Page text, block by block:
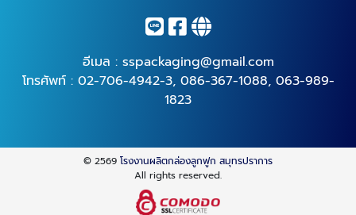
อีเมล : sspackaging@gmail.com
โทรศัพท์ : 02-706-4942-3, 086-367-1088, 063-989-
1823
© 2569 โรงงานผลิตกล่องลูกฟูก สมุทรปราการ
All rights reserved.